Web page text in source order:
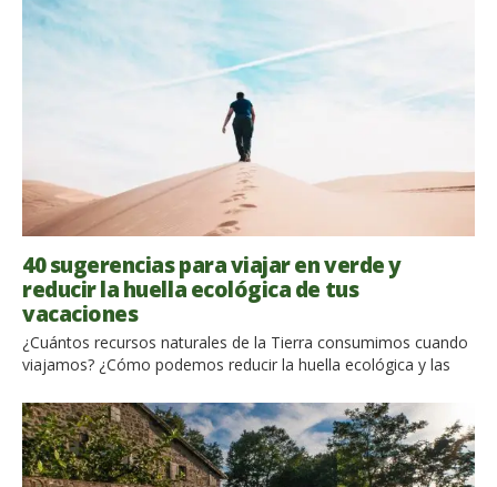
40 sugerencias para viajar en verde y
reducir la huella ecológica de tus
vacaciones
¿Cuántos recursos naturales de la Tierra consumimos cuando
viajamos? ¿Cómo podemos reducir la huella ecológica y las
reglas simples para viajar de forma más sostenible! La huella
ecológica mide la cantidad de recursos naturales producidos
por la Tierra que consumimos con uestras acciones,
incluyendo los viajes. La […]